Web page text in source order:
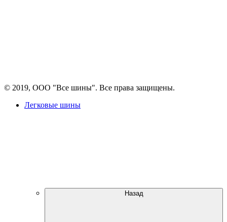
© 2019, ООО "Все шины". Все права защищены.
Легковые шины
Назад